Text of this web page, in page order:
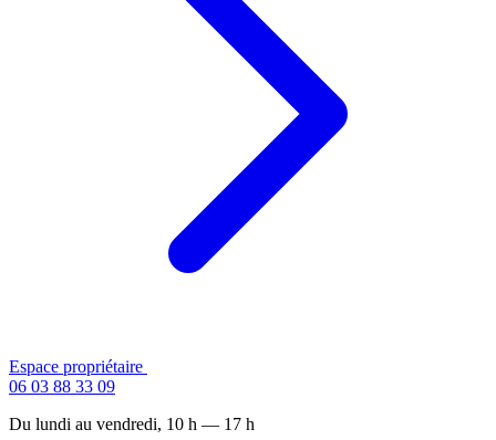
Espace propriétaire
06 03 88 33 09
Du lundi au vendredi, 10 h — 17 h